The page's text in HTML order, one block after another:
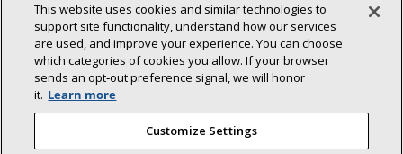
Newsroom
Conéctese con nosotros:
This website uses cookies and similar technologies to
support site functionality, understand how our services
are used, and improve your experience. You can choose
which categories of cookies you allow. If your browser
sends an opt‑out preference signal, we will honor
it. Learn more
Customize Settings